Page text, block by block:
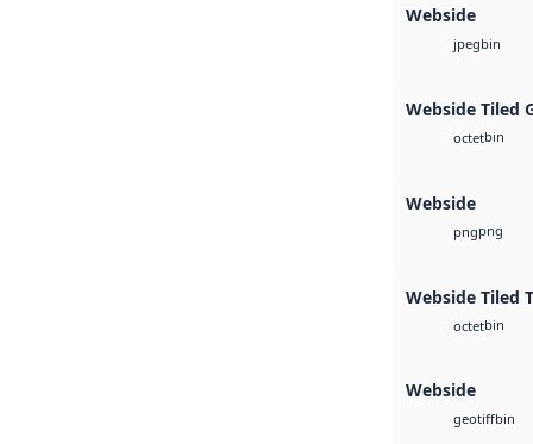
Webside
jpegbin
Webside Tiled
octetbin
Webside
pngpng
Webside Tiled
octetbin
Webside
geotiffbin